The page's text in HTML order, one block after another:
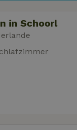
in Schoorl